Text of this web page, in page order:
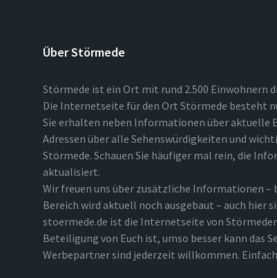
Über Störmede
Störmede ist ein Ort mit rund 2.500 Einwohnern
Die Internetseite für den Ort Störmede besteht
Sie erhalten neben Informationen über aktuelle
Adressen über alle Sehenswürdigkeiten und
Störmede. Schauen Sie häufiger mal rein, die
aktualisiert.
Wir freuen uns über zusätzliche Informationen –
Bereich wird aktuell noch ausgebaut – auch hier
stoermede.de ist die Internetseite von
Beteiligung von Euch ist, umso besser kann das
Werbepartner sind jederzeit willkommen.